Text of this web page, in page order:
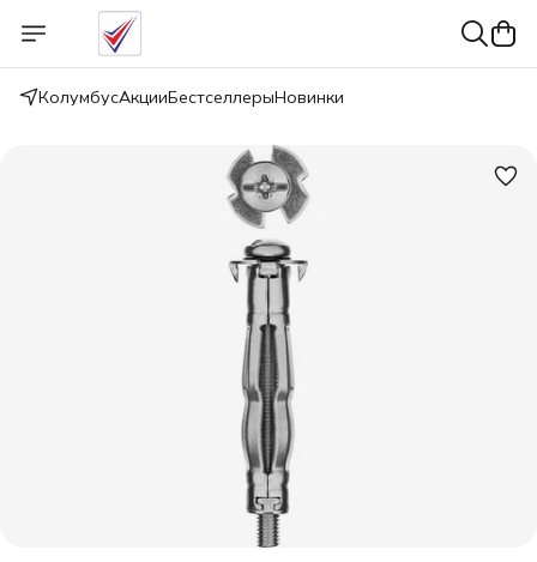
КолумбусАкцииБестселлерыНовинки